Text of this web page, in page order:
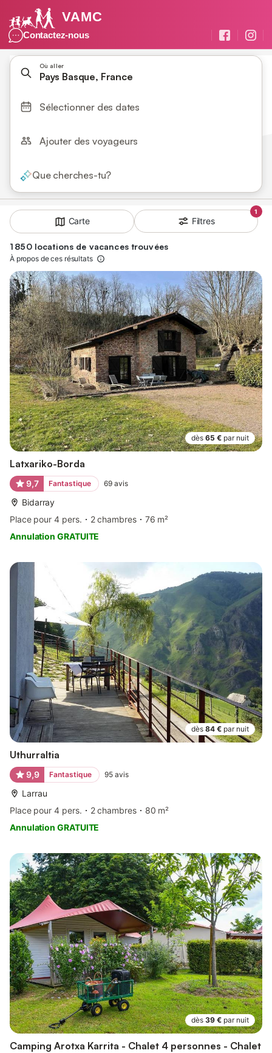
VAMC
Contactez-nous
Où aller
Pays Basque, France
Sélectionner des dates
Ajouter des voyageurs
Que cherches-tu?
Carte
1
Filtres
1 850 locations de vacances trouvées
À propos de ces résultats
dès 65 € par nuit
Latxariko-Borda
9,7 Fantastique 69 avis
Bidarray
Place pour 4 pers.
2 chambres
76 m²
Annulation GRATUITE
dès 84 € par nuit
Uthurraltia
9,9 Fantastique 95 avis
Larrau
Place pour 4 pers.
2 chambres
80 m²
Annulation GRATUITE
dès 39 € par nuit
Camping Arotxa Karrita - Chalet 4 personnes - Chalet